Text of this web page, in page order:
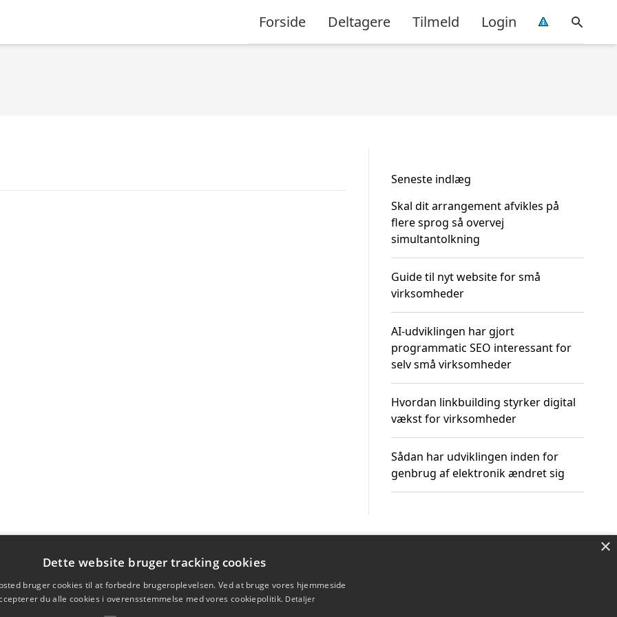
Forside Deltagere Tilmeld Login
Seneste indlæg
Skal dit arrangement afvikles på
flere sprog så overvej
simultantolkning
Guide til nyt website for små
virksomheder
AI-udviklingen har gjort
programmatic SEO interessant for
selv små virksomheder
Hvordan linkbuilding styrker digital
vækst for virksomheder
Sådan har udviklingen inden for
genbrug af elektronik ændret sig
×
Dette website bruger tracking cookies
bruger cookies til at forbedre brugeroplevelsen. Ved at bruge vores hjemmeside
du alle cookies i overensstemmelse med vores cookiepolitik. Detaljer